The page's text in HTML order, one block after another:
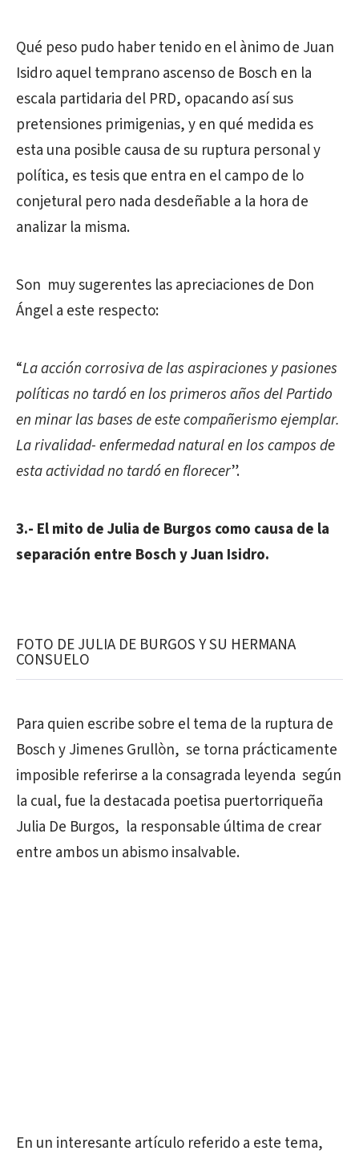
Qué peso pudo haber tenido en el ànimo de Juan
Isidro aquel temprano ascenso de Bosch en la
escala partidaria del PRD, opacando así sus
pretensiones primigenias, y en qué medida es
esta una posible causa de su ruptura personal y
política, es tesis que entra en el campo de lo
conjetural pero nada desdeñable a la hora de
analizar la misma.
Son muy sugerentes las apreciaciones de Don
Ángel a este respecto:
“La acción corrosiva de las aspiraciones y pasiones
políticas no tardó en los primeros años del Partido
en minar las bases de este compañerismo ejemplar.
La rivalidad- enfermedad natural en los campos de
esta actividad no tardó en florecer”.
3.- El mito de Julia de Burgos como causa de la
separación entre Bosch y Juan Isidro.
FOTO DE JULIA DE BURGOS Y SU HERMANA
CONSUELO
Para quien escribe sobre el tema de la ruptura de
Bosch y Jimenes Grullòn, se torna prácticamente
imposible referirse a la consagrada leyenda según
la cual, fue la destacada poetisa puertorriqueña
Julia De Burgos, la responsable última de crear
entre ambos un abismo insalvable.
En un interesante artículo referido a este tema,